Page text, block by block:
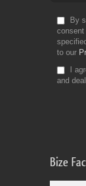
By
to our
I
and
Bize